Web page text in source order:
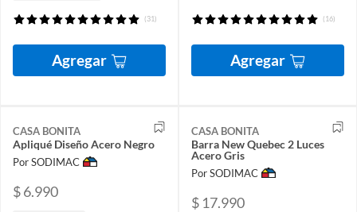
(31)
Agregar
(16)
Agregar
CASA BONITA
Apliqué Diseño Acero Negro
Por SODIMAC
$ 6.990
CASA BONITA
Barra New Quebec 2 Luces
Acero Gris
Por SODIMAC
$ 17.990